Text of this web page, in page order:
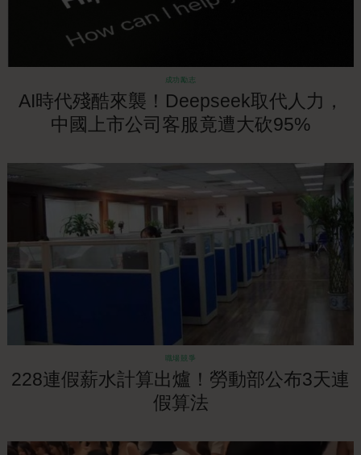
成功勵志
AI時代殘酷來襲！Deepseek取代人力，
中國上市公司客服竟遭大砍95%
職場競爭
228連假薪水計算出爐！勞動部公布3天連
假算法